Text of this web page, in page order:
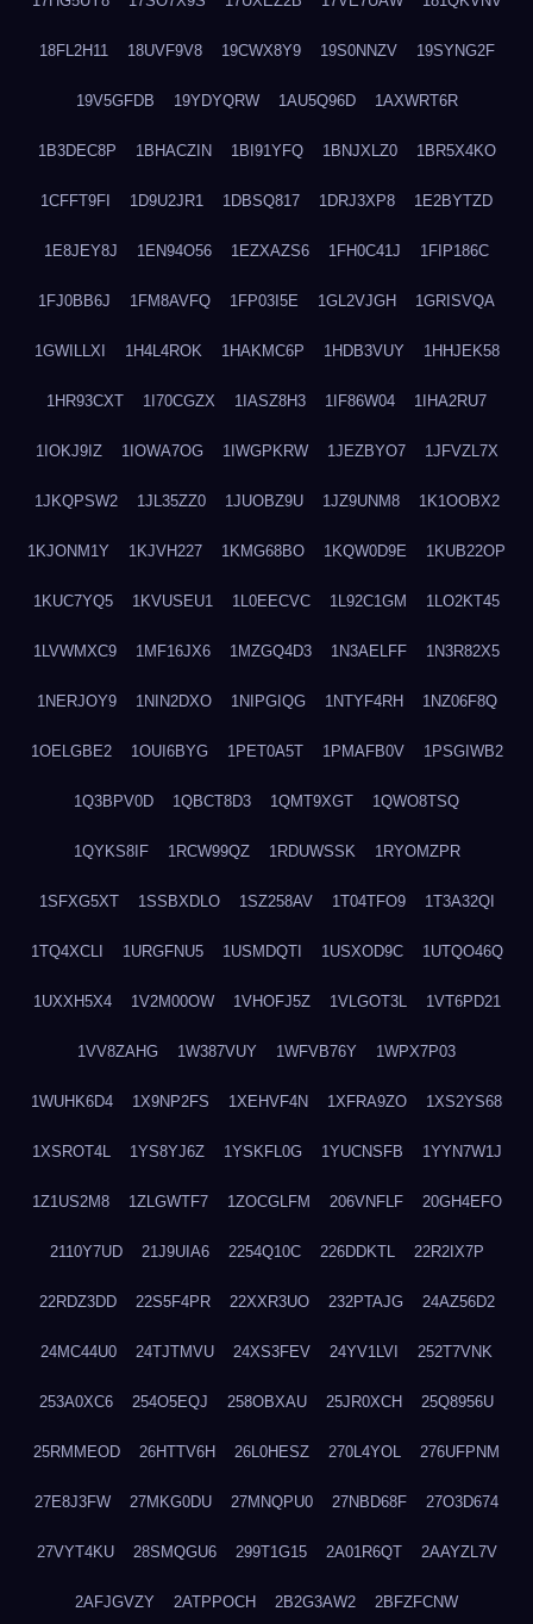
18FL2H11 18UVF9V8 19CWX8Y9 19S0NNZV 19SYNG2F
19V5GFDB 19YDYQRW 1AU5Q96D 1AXWRT6R
1B3DEC8P 1BHACZIN 1BI91YFQ 1BNJXLZ0 1BR5X4KO
1CFFT9FI 1D9U2JR1 1DBSQ817 1DRJ3XP8 1E2BYTZD
1E8JEY8J 1EN94O56 1EZXAZS6 1FH0C41J 1FIP186C
1FJ0BB6J 1FM8AVFQ 1FP03I5E 1GL2VJGH 1GRISVQA
1GWILLXI 1H4L4ROK 1HAKMC6P 1HDB3VUY 1HHJEK58
1HR93CXT 1I70CGZX 1IASZ8H3 1IF86W04 1IHA2RU7
1IOKJ9IZ 1IOWA7OG 1IWGPKRW 1JEZBYO7 1JFVZL7X
1JKQPSW2 1JL35ZZ0 1JUOBZ9U 1JZ9UNM8 1K1OOBX2
1KJONM1Y 1KJVH227 1KMG68BO 1KQW0D9E 1KUB22OP
1KUC7YQ5 1KVUSEU1 1L0EECVC 1L92C1GM 1LO2KT45
1LVWMXC9 1MF16JX6 1MZGQ4D3 1N3AELFF 1N3R82X5
1NERJOY9 1NIN2DXO 1NIPGIQG 1NTYF4RH 1NZ06F8Q
1OELGBE2 1OUI6BYG 1PET0A5T 1PMAFB0V 1PSGIWB2
1Q3BPV0D 1QBCT8D3 1QMT9XGT 1QWO8TSQ
1QYKS8IF 1RCW99QZ 1RDUWSSK 1RYOMZPR
1SFXG5XT 1SSBXDLO 1SZ258AV 1T04TFO9 1T3A32QI
1TQ4XCLI 1URGFNU5 1USMDQTI 1USXOD9C 1UTQO46Q
1UXXH5X4 1V2M00OW 1VHOFJ5Z 1VLGOT3L 1VT6PD21
1VV8ZAHG 1W387VUY 1WFVB76Y 1WPX7P03
1WUHK6D4 1X9NP2FS 1XEHVF4N 1XFRA9ZO 1XS2YS68
1XSROT4L 1YS8YJ6Z 1YSKFL0G 1YUCNSFB 1YYN7W1J
1Z1US2M8 1ZLGWTF7 1ZOCGLFM 206VNFLF 20GH4EFO
2110Y7UD 21J9UIA6 2254Q10C 226DDKTL 22R2IX7P
22RDZ3DD 22S5F4PR 22XXR3UO 232PTAJG 24AZ56D2
24MC44U0 24TJTMVU 24XS3FEV 24YV1LVI 252T7VNK
253A0XC6 254O5EQJ 258OBXAU 25JR0XCH 25Q8956U
25RMMEOD 26HTTV6H 26L0HESZ 270L4YOL 276UFPNM
27E8J3FW 27MKG0DU 27MNQPU0 27NBD68F 27O3D674
27VYT4KU 28SMQGU6 299T1G15 2A01R6QT 2AAYZL7V
2AFJGVZY 2ATPPOCH 2B2G3AW2 2BFZFCNW